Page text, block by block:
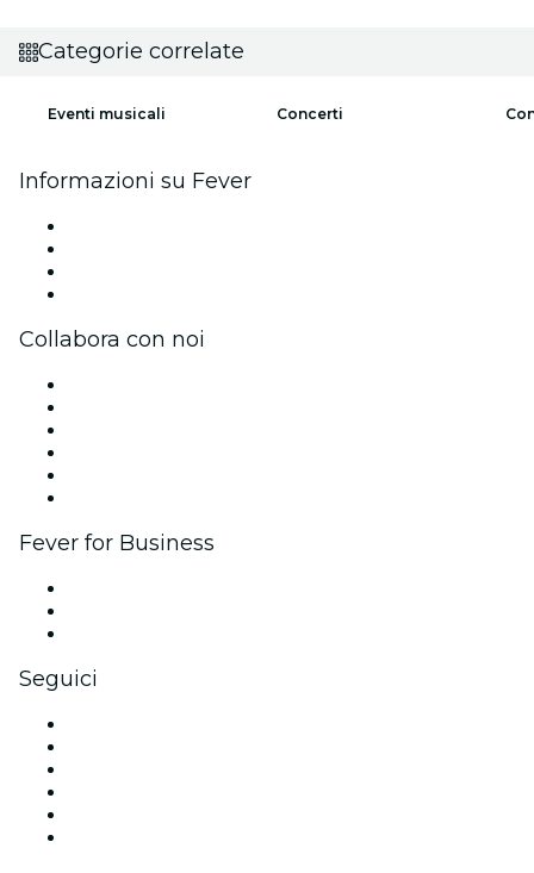
Categorie correlate
Eventi musicali Concerti
Informazioni su Fever
Collabora con noi
Fever for Business
Seguici